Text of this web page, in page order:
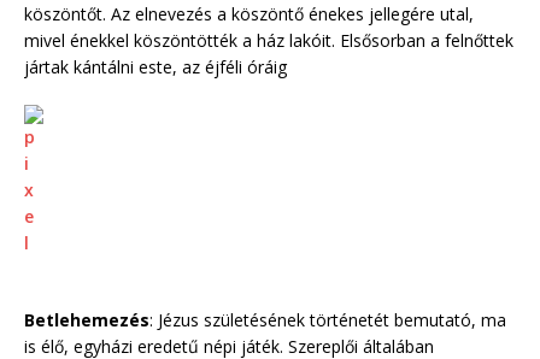
köszöntőt. Az elnevezés a köszöntő énekes jellegére utal,
mivel énekkel köszöntötték a ház lakóit. Elsősorban a felnőttek
jártak kántálni este, az éjféli óráig
Betlehemezés: Jézus születésének történetét bemutató, ma
is élő, egyházi eredetű népi játék. Szereplői általában